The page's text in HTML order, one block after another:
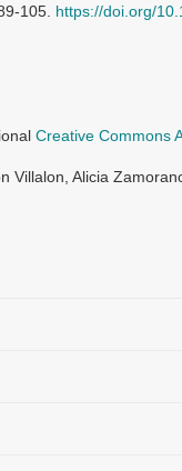
105. https://doi.org/
Creative Commons
Villalon, Alicia